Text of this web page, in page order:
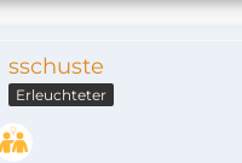
sschuste
Erleuchteter